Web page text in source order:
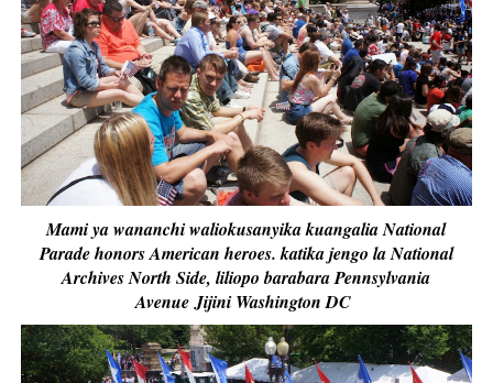
Mami ya wananchi waliokusanyika kuangalia National
Parade honors American heroes. katika jengo la National
Archives North Side, liliopo barabara Pennsylvania
Avenue Jijini Washington DC